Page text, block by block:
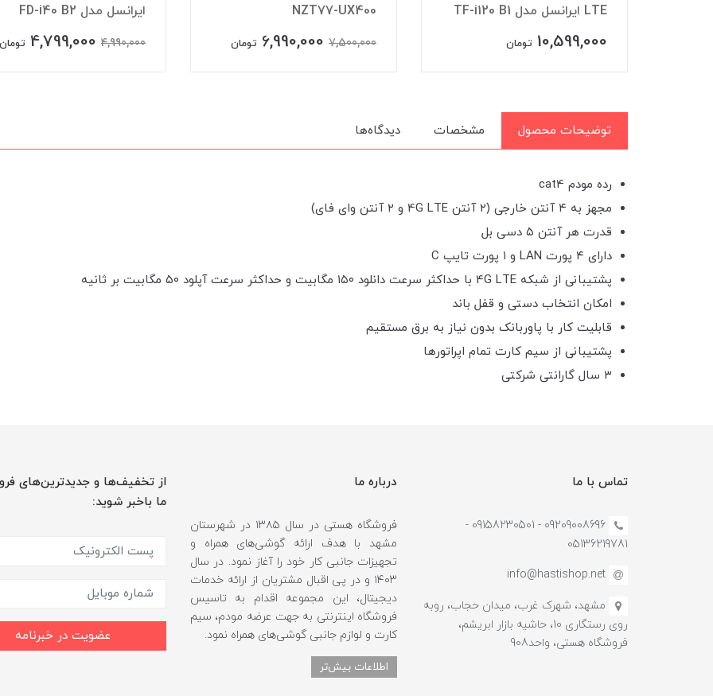
NZT77-UX400
7,500,000
6,990,000
ایرانسل مدل FD-i40 B2
4,990,000
4,799,000 تومان
درحدنو
12,300,000
11,990,000 تومان
توضیحات محصول مشخصات دیدگاه‌ها
رده مودم cat4
مجهز به ۴ آنتن خارجی (۲ آنتن 4G LTE و ۲ آنتن وای فای)
قدرت هر آنتن ۵ دسی بل
دارای ۴ پورت LAN و ۱ پورت تایپ C
پشتیبانی از شبکه 4G LTE با حداکثر سرعت دانلود ۱۵۰ مگابیت و حداکثر سرعت آپلود ۵۰ مگابیت بر ثانیه
امکان انتخاب دستی و قفل باند
قابلیت کار با پاوربانک بدون نیاز به برق مستقیم
پشتیبانی از سیم کارت تمام اپراتورها
۳ سال گارانتی شرکتی
تماس با ما
09209008696 - 09158230501 -
05136219781
info@hastishop.net
مشهد، شهرک غرب، میدان حجاب، روبه
روی رستگاری 10، حاشیه بازار ابریشم،
فروشگاه هستی، واحد908
درباره ما
فروشگاه هستی در سال ۱۳۸۵ در شهرستان
مشهد با هدف ارائه گوشی‌های همراه و
تجهیزات جانبی کار خود را آغاز نمود. در سال
۱۴۰۳ و در پی اقبال مشتریان از ارائه خدمات
دیجیتال، این مجموعه اقدام به تاسیس
فروشگاه اینترنتی به جهت عرضه مودم، سیم
کارت و لوازم جانبی گوشی‌های همراه نمود.
اطلاعات بیش‌تر
از تخفیف‌ها و جدیدترین‌های
ما باخبر شوید:
عضویت در خبرنامه